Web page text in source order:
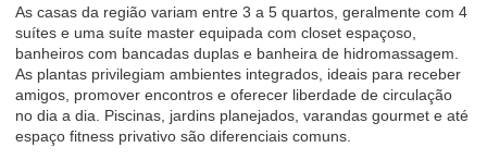
As casas da região variam entre 3 a 5 quartos, geralmente com 4
suítes e uma suíte master equipada com closet espaçoso,
banheiros com bancadas duplas e banheira de hidromassagem.
As plantas privilegiam ambientes integrados, ideais para receber
amigos, promover encontros e oferecer liberdade de circulação
no dia a dia. Piscinas, jardins planejados, varandas gourmet e até
espaço fitness privativo são diferenciais comuns.